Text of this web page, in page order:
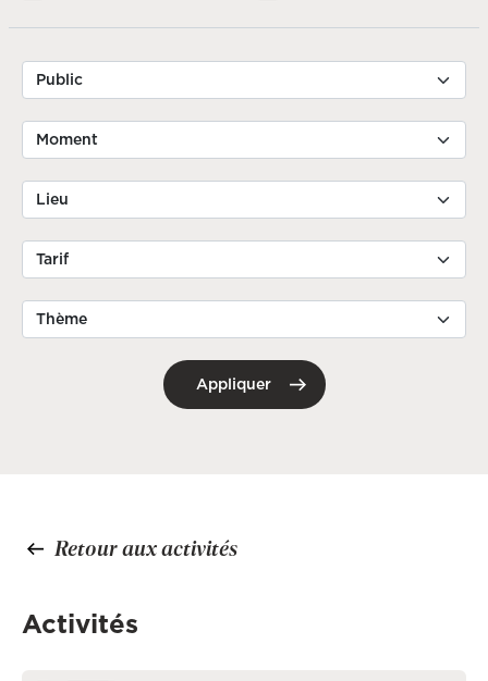
Retour aux activités
Activités